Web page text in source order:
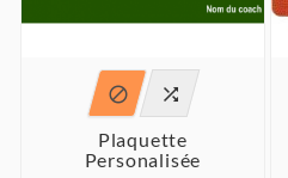
 
Plaquette
Personalisée